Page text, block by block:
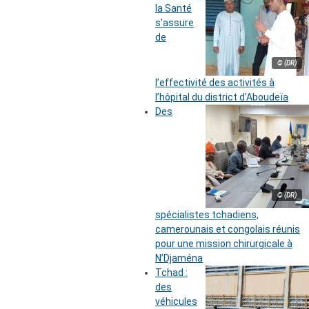
© (DR)
la Santé
s’assure
de
l’effectivité des activités à
l’hôpital du district d’Aboudeïa
© (DR)
Des
spécialistes tchadiens,
camerounais et congolais réunis
pour une mission chirurgicale à
N’Djaména
Tchad :
des
véhicules